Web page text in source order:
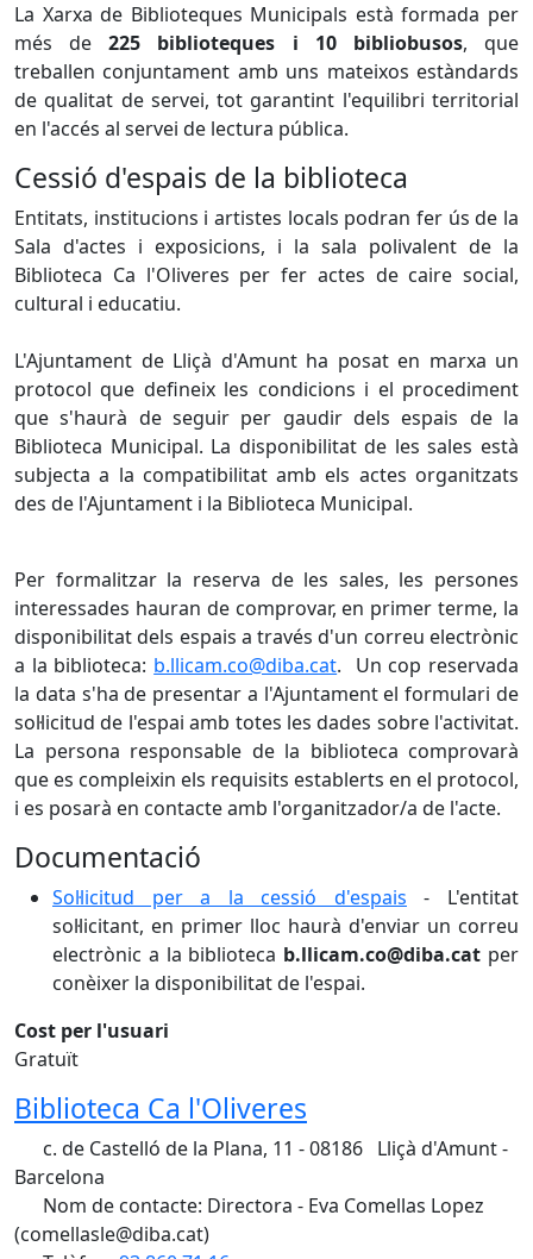
La Xarxa de Biblioteques Municipals està formada per
més de 225 biblioteques i 10 bibliobusos, que
treballen conjuntament amb uns mateixos estàndards
de qualitat de servei, tot garantint l'equilibri territorial
en l'accés al servei de lectura pública.
Cessió d'espais de la biblioteca
Entitats, institucions i artistes locals podran fer ús de la
Sala d'actes i exposicions, i la sala polivalent de la
Biblioteca Ca l'Oliveres per fer actes de caire social,
cultural i educatiu.
L'Ajuntament de Lliçà d'Amunt ha posat en marxa un
protocol que defineix les condicions i el procediment
que s'haurà de seguir per gaudir dels espais de la
Biblioteca Municipal. La disponibilitat de les sales està
subjecta a la compatibilitat amb els actes organitzats
des de l'Ajuntament i la Biblioteca Municipal.
Per formalitzar la reserva de les sales, les persones
interessades hauran de comprovar, en primer terme, la
disponibilitat dels espais a través d'un correu electrònic
a la biblioteca: b.llicam.co@diba.cat. Un cop reservada
la data s'ha de presentar a l'Ajuntament el formulari de
sol·licitud de l'espai amb totes les dades sobre l'activitat.
La persona responsable de la biblioteca comprovarà
que es compleixin els requisits establerts en el protocol,
i es posarà en contacte amb l'organitzador/a de l'acte.
Documentació
Sol·licitud per a la cessió d'espais - L'entitat
sol·licitant, en primer lloc haurà d'enviar un correu
electrònic a la biblioteca b.llicam.co@diba.cat per
conèixer la disponibilitat de l'espai.
Cost per l'usuari
Gratuït
Biblioteca Ca l'Oliveres
c. de Castelló de la Plana, 11 - 08186 Lliçà d'Amunt -
Barcelona
Nom de contacte: Directora - Eva Comellas Lopez
(comellasle@diba.cat)